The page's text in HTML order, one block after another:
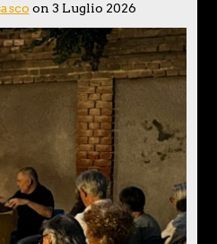
on 3 Luglio 2026